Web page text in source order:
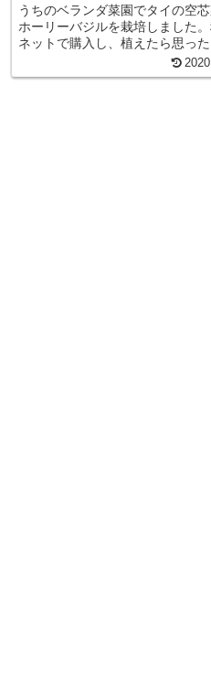
うちのベランダ菜園でタイの空芯
ホーリーバジルを栽培しました
ネットで購入し、植えたら思った
簡単に出来ました。ホーリーバ
タイのガパオライスに使われる